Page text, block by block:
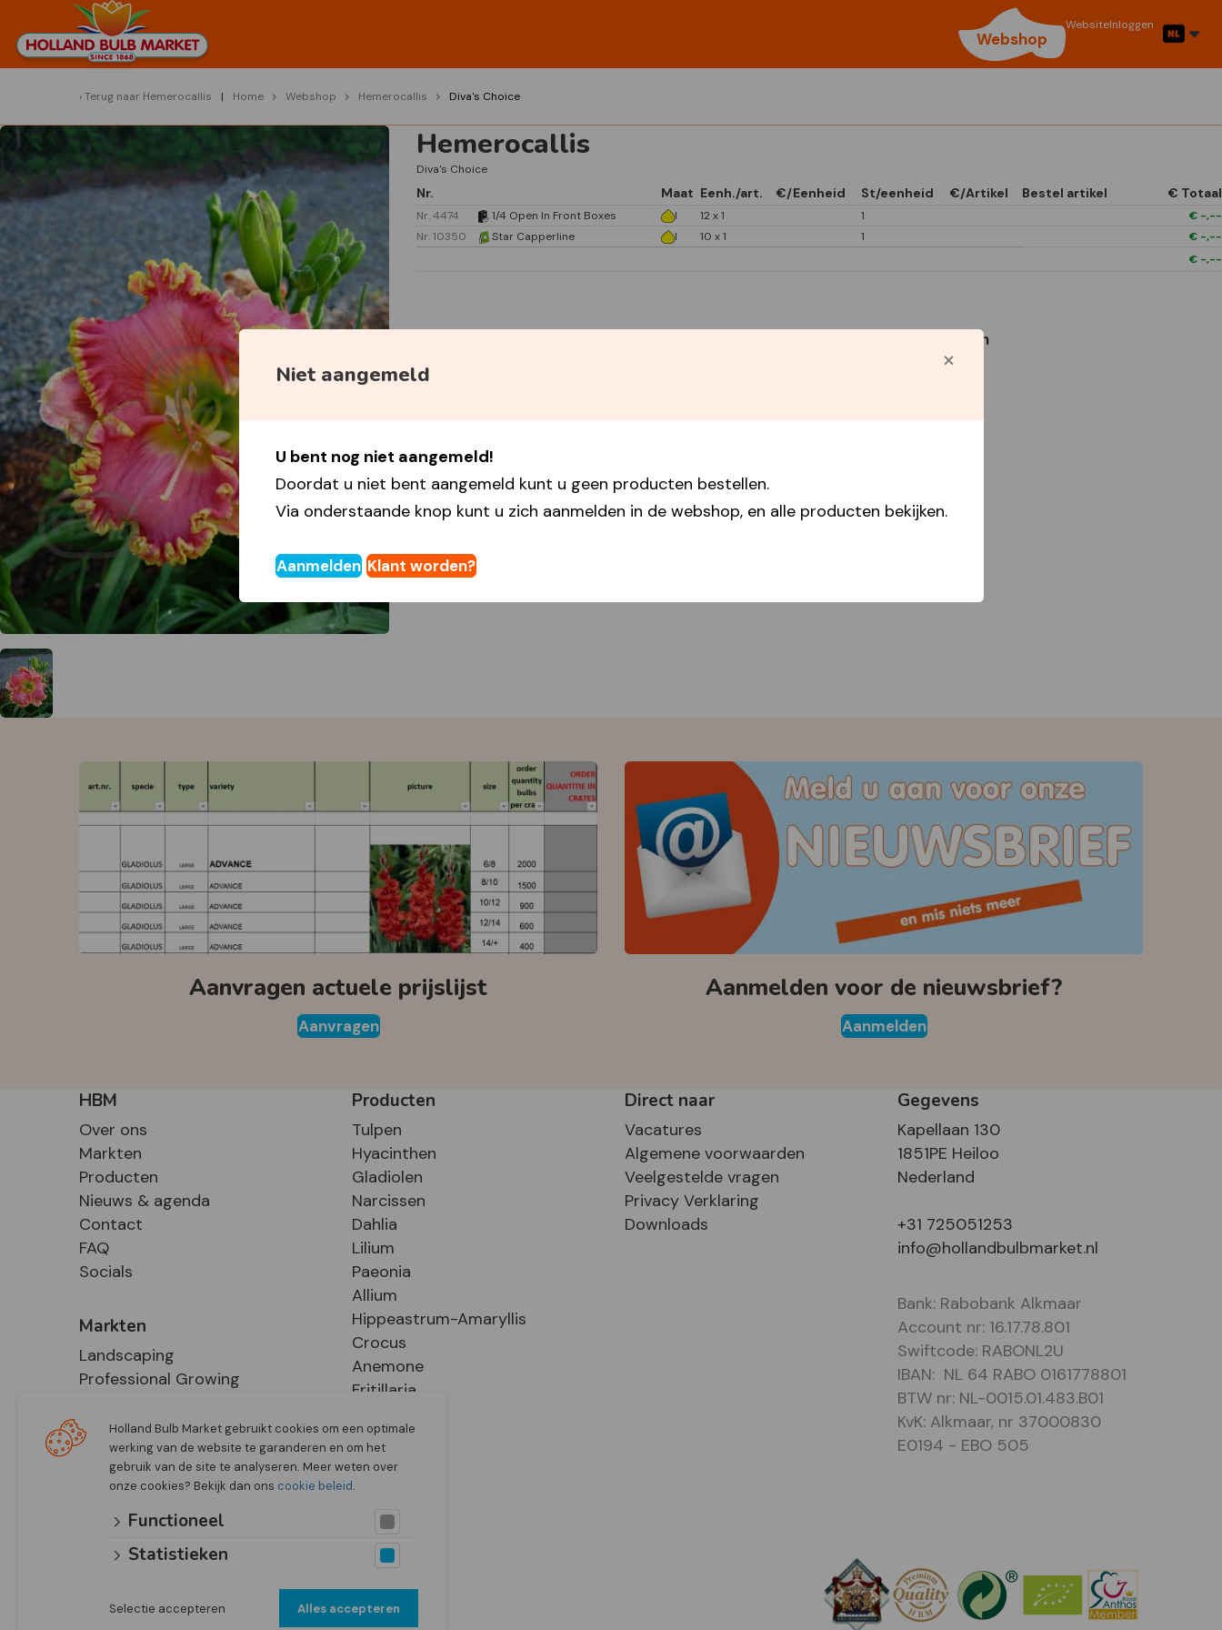
Webshop
WebsiteInloggen
Niet aangemeld
U bent nog niet aangemeld!
Doordat u niet bent aangemeld kunt u geen producten bestellen.
Via onderstaande knop kunt u zich aanmelden in de webshop, en alle producten bekijken.
Aanmelden Klant worden?
Terug naar Hemerocallis Home Webshop Hemerocallis Diva's Choice
Hemerocallis
Diva's Choice
Nr. Maat Eenh./art. €/Eenheid St/eenheid €/Artikel Bestel artikel € Totaal
Nr. 4474 1/4 Open In Front Boxes I 12 x 1 1 € -,--
Nr. 10350
Star Capperline I 10 x 1 1 € -,--
€ -,--
Gebruikte symbolen
Aanvragen actuele prijslijst
Aanvragen
Aanmelden voor de nieuwsbrief?
Aanmelden
HBM
Over ons
Markten
Producten
Nieuws & agenda
Contact
FAQ
Socials
Markten
Landscaping
Professional Growing
Retail
Producten
Tulpen
Hyacinthen
Gladiolen
Narcissen
Dahlia
Lilium
Paeonia
Allium
Hippeastrum-Amaryllis
Crocus
Anemone
Fritillaria
Direct naar
Vacatures
Algemene voorwaarden
Veelgestelde vragen
Privacy Verklaring
Downloads
Gegevens
Kapellaan 130
1851PE Heiloo
Nederland
+31 725051253
info@hollandbulbmarket.nl
Bank: Rabobank Alkmaar
Account nr: 16.17.78.801
Swiftcode: RABONL2U
IBAN: NL 64 RABO 0161778801
BTW nr: NL-0015.01.483.B01
KvK: Alkmaar, nr 37000830
E0194 - EBO 505
Holland Bulb Market gebruikt cookies om een optimale
werking van de website te garanderen en om het
gebruik van de site te analyseren. Meer weten over
onze cookies? Bekijk dan ons cookie beleid.
Functioneel
Statistieken
Selectie accepteren Alles accepteren